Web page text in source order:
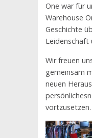
One war für
Warehouse
Geschichte
Leidenschaft
Wir freuen
gemeinsam
neuen
vortzusetzen.